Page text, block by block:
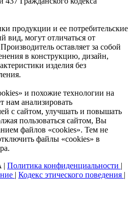
продукции и ее потребительские
вид, могут отличаться от
оставляет за собой
в конструкцию, дизайн,
изделия без
и похожие технологии на
нам анализировать
с сайтом, улучшать и повышать
пользоваться сайтом, Вы
файлов «cookies». Тем не
файлы «cookies» в
| Политика конфиденциальности |
| Кодекс этического поведения |